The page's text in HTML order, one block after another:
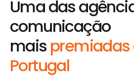
Uma das
comunicação
mais premiadas
Portugal